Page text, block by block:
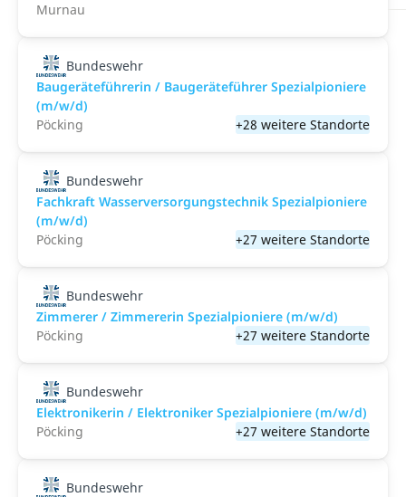
Murnau
Bundeswehr
Baugeräteführerin / Baugeräteführer Spezialpioniere
(m/w/d)
Pöcking
+28 weitere Standorte
Bundeswehr
Fachkraft Wasserversorgungstechnik Spezialpioniere
(m/w/d)
Pöcking
+27 weitere Standorte
Bundeswehr
Zimmerer / Zimmererin Spezialpioniere (m/w/d)
Pöcking
+27 weitere Standorte
Bundeswehr
Elektronikerin / Elektroniker Spezialpioniere (m/w/d)
Pöcking
+27 weitere Standorte
Bundeswehr